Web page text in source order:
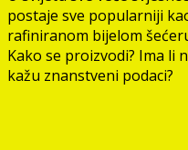
postaje sve popularniji
rafiniranom bijelom
Kako se proizvodi? Ima li
kažu znanstveni podaci?